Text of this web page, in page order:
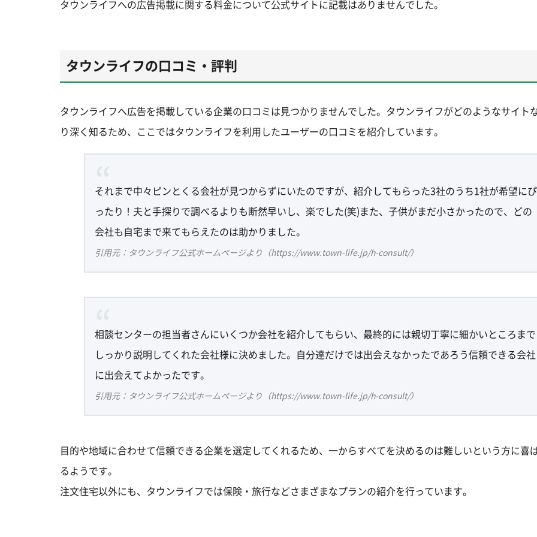
タウンライフへの広告掲載に関する料金について公式サイトに記載はありませんでした。
タウンライフの口コミ・評判
タウンライフへ広告を掲載している企業の口コミは見つかりませんでした。タウンライフがどのようなサイト
り深く知るため、ここではタウンライフを利用したユーザーの口コミを紹介しています。
それまで中々ピンとくる会社が見つからずにいたのですが、紹介してもらった3社のうち1社が希望にぴ
ったり！夫と手探りで調べるよりも断然早いし、楽でした(笑)また、子供がまだ小さかったので、どの
会社も自宅まで来てもらえたのは助かりました。
引用元：タウンライフ公式ホームページより（https://www.town-life.jp/h-consult/）
相談センターの担当者さんにいくつか会社を紹介してもらい、最終的には親切丁寧に細かいところまで
しっかり説明してくれた会社様に決めました。自分達だけでは出会えなかったであろう信頼できる会社
に出会えてよかったです。
引用元：タウンライフ公式ホームページより（https://www.town-life.jp/h-consult/）
目的や地域に合わせて信頼できる企業を選定してくれるため、一からすべてを決めるのは難しいという方に喜
るようです。
注文住宅以外にも、タウンライフでは保険・旅行などさまざまなプランの紹介を行っています。